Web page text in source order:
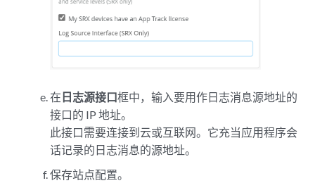
在 日志源接口框中，输入要用作日志消息源地址的
接口的 IP 地址。
此接口需要连接到云或互联网。它充当应用程序会
话记录的日志消息的源地址。
保存站点配置。